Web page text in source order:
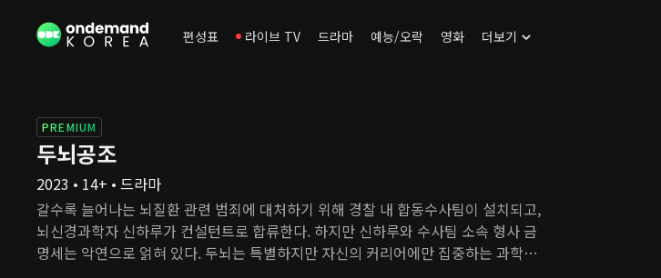
편성표 라이브 TV 드라마 예능/오락 영화 더보기
PREMIUM
두뇌공조
2023 • 14+ • 드라마
갈수록 늘어나는 뇌질환 관련 범죄에 대처하기 위해 경찰 내 합동수사팀이 설치되고,
뇌신경과학자 신하루가 컨설턴트로 합류한다. 하지만 신하루와 수사팀 소속 형사 금
명세는 악연으로 얽혀 있다. 두뇌는 특별하지만 자신의 커리어에만 집중하는 과학자